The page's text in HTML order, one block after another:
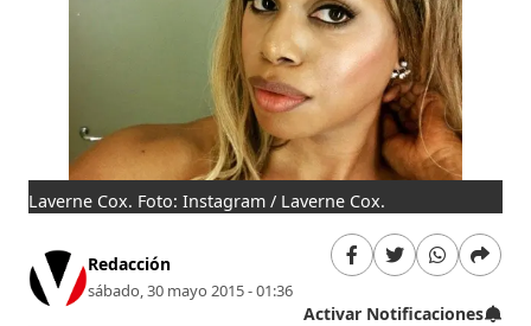
Laverne Cox. Foto: Instagram / Laverne Cox.
Redacción
sábado, 30 mayo 2015 - 01:36
Activar Notificaciones